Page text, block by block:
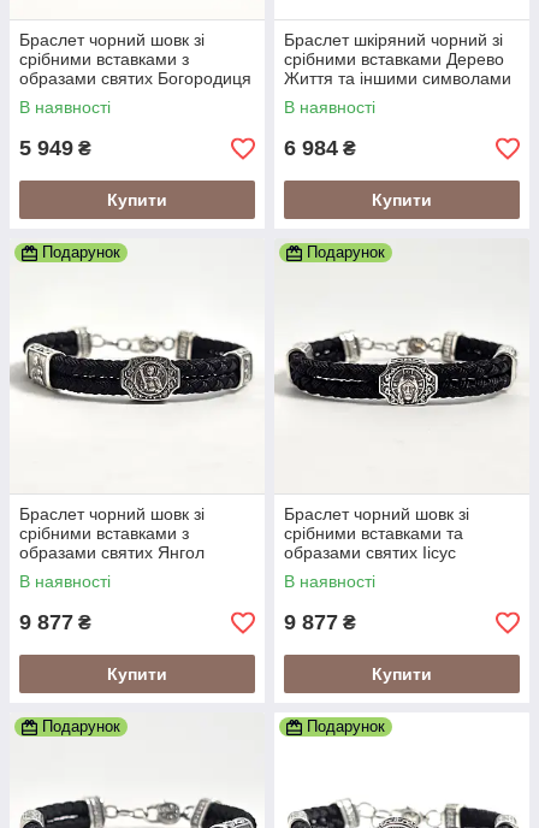
Браслет чорний шовк зі
срібними вставками з
образами святих Богородиця
та Спаситель
В наявності
5 949 ₴
Купити
Браслет шкіряний чорний зі
срібними вставками Дерево
Життя та іншими символами
В наявності
6 984 ₴
Купити
Подарунок
Браслет чорний шовк зі
срібними вставками з
образами святих Янгол
Охоронець
В наявності
9 877 ₴
Купити
Подарунок
Браслет чорний шовк зі
срібними вставками та
образами святих Іісус
Христос
В наявності
9 877 ₴
Купити
Подарунок Подарунок